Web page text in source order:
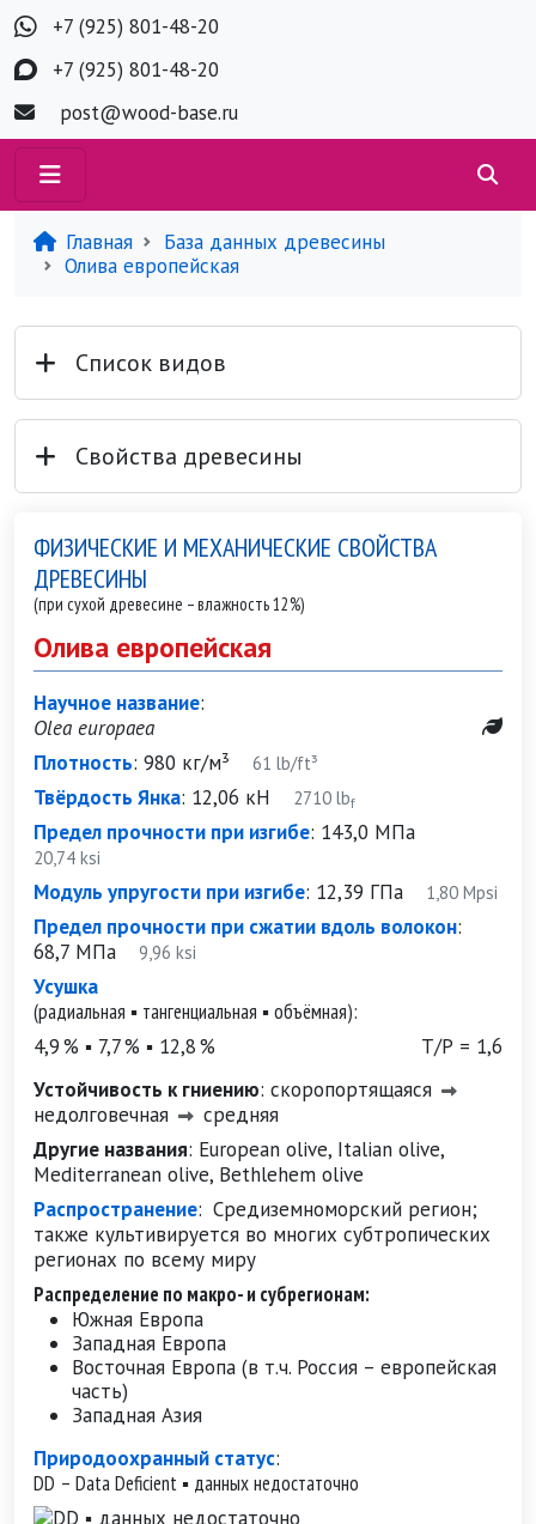
+7 (925) 801-48-20
+7 (925) 801-48-20
post@wood-base.ru
Главная
База данных древесины
Олива европейская
Список видов
Свойства древесины
ФИЗИЧЕСКИЕ И МЕХАНИЧЕСКИЕ СВОЙСТВА
ДРЕВЕСИНЫ
(при сухой древесине – влажность 12%)
Олива европейская
Научное название:
Olea europaea
Плотность: 980 кг/м³ 61 lb/ft³
Твёрдость Янка: 12,06 кН 2710 lbf
Предел прочности при изгибе: 143,0 МПа
20,74 ksi
Модуль упругости при изгибе: 12,39 ГПа 1,80 Mpsi
Предел прочности при сжатии вдоль волокон:
68,7 МПа 9,96 ksi
Усушка
(радиальная ▪ тангенциальная ▪ объёмная):
4,9 % ▪ 7,7 % ▪ 12,8 %
Т/Р = 1,6
Устойчивость к гниению: скоропортящаяся
недолговечная
средняя
Другие названия: European olive, Italian olive,
Mediterranean olive, Bethlehem olive
Распространение: Средиземноморский регион;
также культивируется во многих субтропических
регионах по всему миру
Распределение по макро- и субрегионам:
Южная Европа
Западная Европа
Восточная Европа (в т.ч. Россия – европейская
часть)
Западная Азия
Природоохранный статус:
DD – Data Deficient ▪ данных недостаточно